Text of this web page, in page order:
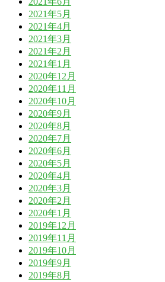
2021年5月
2021年4月
2021年3月
2021年2月
2021年1月
2020年12月
2020年11月
2020年10月
2020年9月
2020年8月
2020年7月
2020年6月
2020年5月
2020年4月
2020年3月
2020年2月
2020年1月
2019年12月
2019年11月
2019年10月
2019年9月
2019年8月